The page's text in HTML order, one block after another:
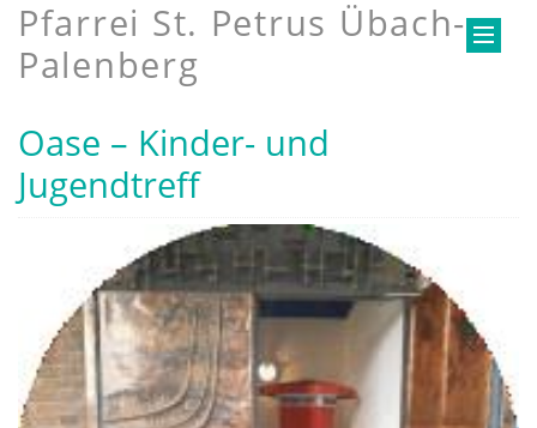
Pfarrei St. Petrus Übach-
Palenberg
Oase – Kinder- und
Jugendtreff